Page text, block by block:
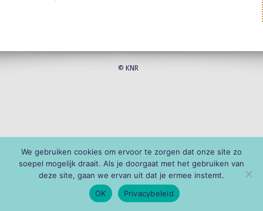
© KNR
We gebruiken cookies om ervoor te zorgen dat onze site zo
soepel mogelijk draait. Als je doorgaat met het gebruiken van
deze site, gaan we ervan uit dat je ermee instemt.
OK
Privacybeleid